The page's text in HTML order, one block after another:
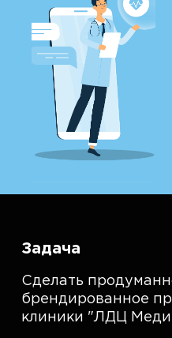
Задача
Сделать
брендированное
клиники "ЛДЦ